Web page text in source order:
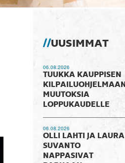
UUSIMMAT
06.08.2026
TUUKKA KAUPPISEN
KILPAILUOHJELMAAN
MUUTOKSIA
LOPPUKAUDELLE
06.08.2026
OLLI LAHTI JA LAURA
SUVANTO
NAPPASIVAT